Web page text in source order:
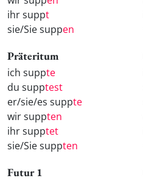
ihr suppt
sie/Sie suppen
Präteritum
ich suppte
du supptest
er/sie/es suppte
wir suppten
ihr supptet
sie/Sie suppten
Futur 1